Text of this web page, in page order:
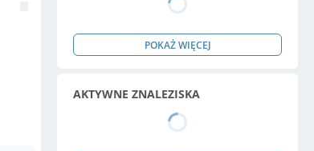
POKAŻ WIĘCEJ
AKTYWNE ZNALEZISKA